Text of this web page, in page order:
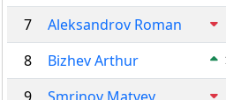
7 Aleksandrov Roman
8 Bizhev Arthur